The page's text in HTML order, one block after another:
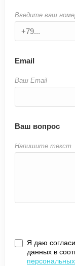
Введите ваш
Email
Ваш Email
Ваш вопрос
Напишите текст
Я даю
данных в